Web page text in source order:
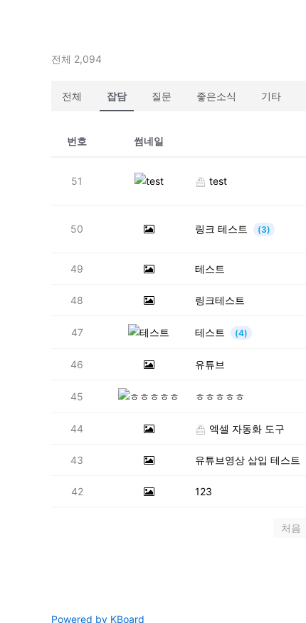
전체 2,094
전체 잡담 질문 좋은소식 기타
번호 썸네일
51 test
50 링크 테스트 (3)
49 테스트
48 링크테스트
47 테스트 (4)
46 유튜브
45 ㅎㅎㅎㅎㅎ
44 엑셀 자동화 도구
43 유튜브영상 삽입 테스트
42 123
처음
Powered by KBoard